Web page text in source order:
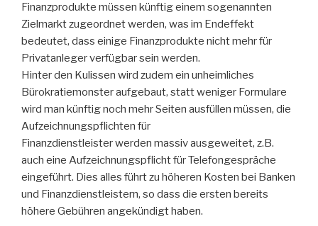
Finanzprodukte müssen künftig einem sogenannten
Zielmarkt zugeordnet werden, was im Endeffekt
bedeutet, dass einige Finanzprodukte nicht mehr für
Privatanleger verfügbar sein werden.
Hinter den Kulissen wird zudem ein unheimliches
Bürokratiemonster aufgebaut, statt weniger Formulare
wird man künftig noch mehr Seiten ausfüllen müssen, die
Aufzeichnungspflichten für
Finanzdienstleister werden massiv ausgeweitet, z.B.
auch eine Aufzeichnungspflicht für Telefongespräche
eingeführt. Dies alles führt zu höheren Kosten bei Banken
und Finanzdienstleistern, so dass die ersten bereits
höhere Gebühren angekündigt haben.